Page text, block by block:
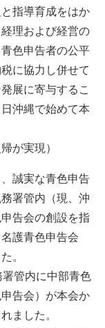
指導育成をはか
理および経営の
色申告者の公平
に協力し併せて
展に寄与するこ
沖縄で始めて本
が実現）
誠実な青色申告
署管内（現、沖
告会の創設を指
護青色申告会
。
管内に中部青色
告会）が本会か
ました。